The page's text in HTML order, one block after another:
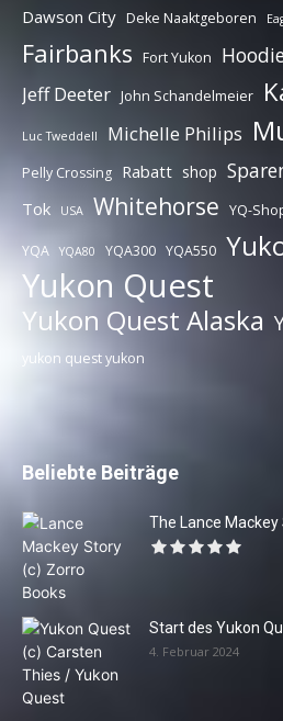
Dawson City Deke Naaktgeboren
Fairbanks Fort Yukon
Jeff Deeter John Schandelmeier
Luc Tweddell Michelle Philips
Pelly Crossing Rabatt shop
Tok USA Whitehorse YQ-
YQA YQA80 YQA300 YQA550
Yukon Quest
Yukon Quest Alaska
yukon quest yukon
Beliebte Beiträge
The Lance Mackey
Start des Yukon
4. Februar 2024